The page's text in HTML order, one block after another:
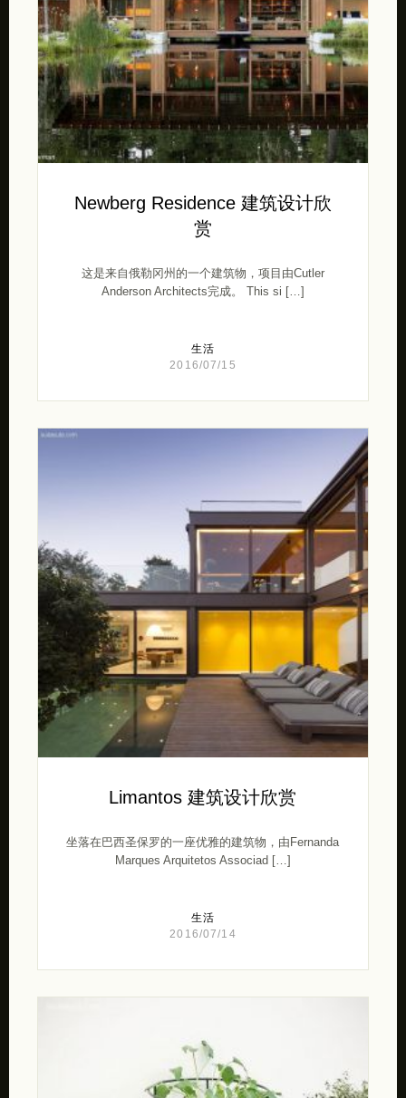
Newberg Residence 建筑设计欣
赏
这是来自俄勒冈州的一个建筑物，项目由Cutler
Anderson Architects完成。 This si […]
生活
2016/07/15
Limantos 建筑设计欣赏
坐落在巴西圣保罗的一座优雅的建筑物，由Fernanda
Marques Arquitetos Associad […]
生活
2016/07/14